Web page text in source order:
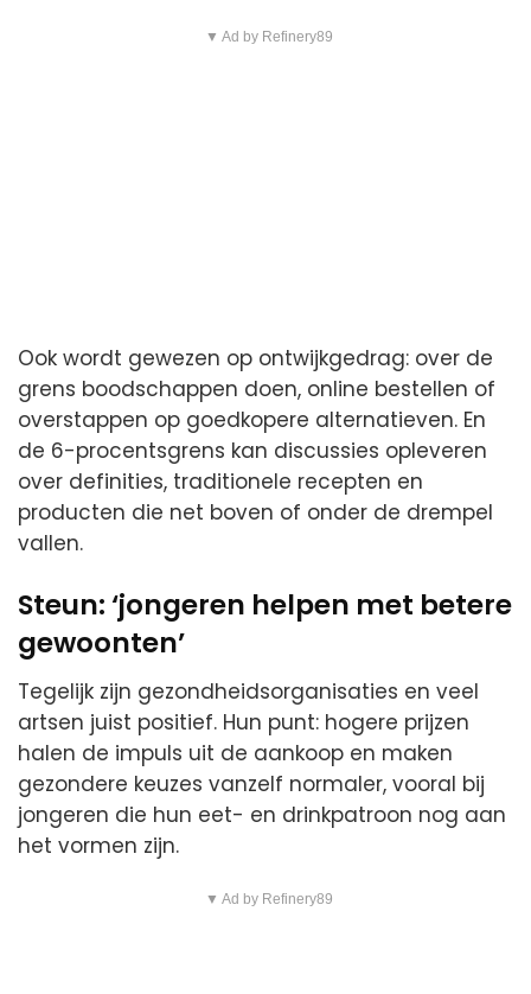
▼ Ad by Refinery89
Ook wordt gewezen op ontwijkgedrag: over de
grens boodschappen doen, online bestellen of
overstappen op goedkopere alternatieven. En
de 6-procentsgrens kan discussies opleveren
over definities, traditionele recepten en
producten die net boven of onder de drempel
vallen.
Steun: ‘jongeren helpen met betere
gewoonten’
Tegelijk zijn gezondheidsorganisaties en veel
artsen juist positief. Hun punt: hogere prijzen
halen de impuls uit de aankoop en maken
gezondere keuzes vanzelf normaler, vooral bij
jongeren die hun eet- en drinkpatroon nog aan
het vormen zijn.
▼ Ad by Refinery89